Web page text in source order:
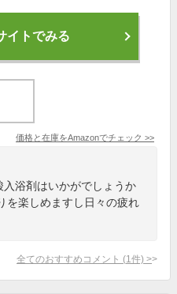
イトでみる
価格と在庫をAmazonでチェック >>
浴剤はいかがでしょうか
を楽しめますし日々の疲れ
全てのおすすめコメント (1 件) >